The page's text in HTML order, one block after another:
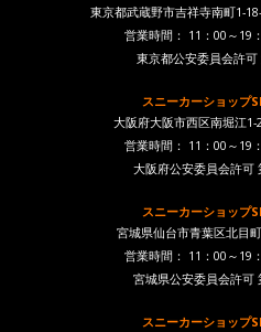
東京都武蔵野市吉祥寺南町1-
営業時間： 11：00～19
東京都公安委員会許
スニーカーショップ
大阪府大阪市西区南堀江1-
営業時間： 11：00～19
大阪府公安委員会許可
スニーカーショップ
宮城県仙台市青葉区北目
営業時間： 11：00～19
宮城県公安委員会許可
スニーカーショップ